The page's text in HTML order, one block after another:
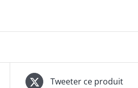
Tweeter ce produit